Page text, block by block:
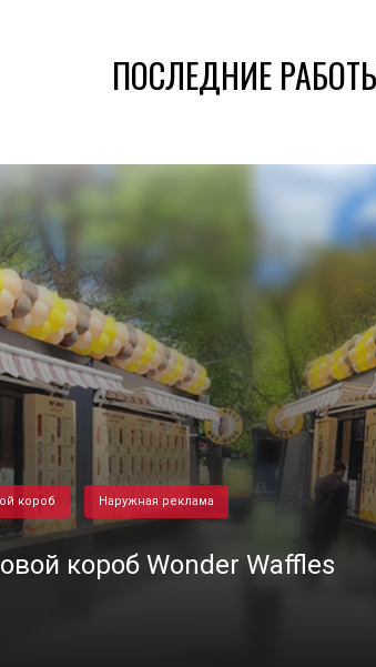
ПОСЛЕДНИЕ
короб Наружная реклама
короб Wonder Waffles